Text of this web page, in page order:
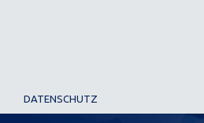
DATENSCHUTZ